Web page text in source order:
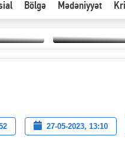
Bölgə Mədəniyyət
—
27-05-2023, 13:10